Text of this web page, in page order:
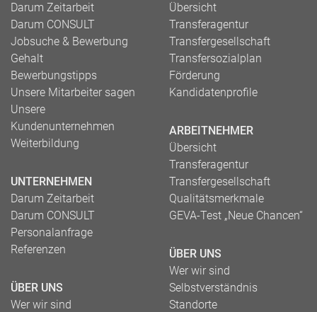
Darum Zeitarbeit
Darum CONSULT
Jobsuche & Bewerbung
Gehalt
Bewerbungstipps
Unsere Mitarbeiter sagen
Unsere
Kundenunternehmen
Weiterbildung
UNTERNEHMEN
Darum Zeitarbeit
Darum CONSULT
Personalanfrage
Referenzen
ÜBER UNS
Wer wir sind
Übersicht
Transferagentur
Transfergesellschaft
Transfersozialplan
Förderung
Kandidatenprofile
ARBEITNEHMER
Übersicht
Transferagentur
Transfergesellschaft
Qualitätsmerkmale
GEVA-Test „Neue Chancen“
ÜBER UNS
Wer wir sind
Selbstverständnis
Standorte